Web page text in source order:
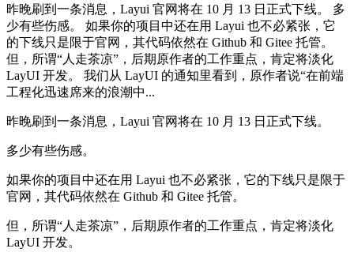
昨晚刷到一条消息，Layui 官网将在 10 月 13 日正式下线。 多
少有些伤感。 如果你的项目中还在用 Layui 也不必紧张，它
的下线只是限于官网，其代码依然在 Github 和 Gitee 托管。
但，所谓“人走茶凉”，后期原作者的工作重点，肯定将淡化
LayUI 开发。 我们从 LayUI 的通知里看到，原作者说“在前端
工程化迅速席来的浪潮中...
昨晚刷到一条消息，Layui 官网将在 10 月 13 日正式下线。
多少有些伤感。
如果你的项目中还在用 Layui 也不必紧张，它的下线只是限于
官网，其代码依然在 Github 和 Gitee 托管。
但，所谓“人走茶凉”，后期原作者的工作重点，肯定将淡化
LayUI 开发。